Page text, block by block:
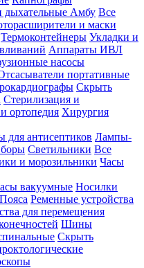
Амбу Все
и маски
Термоконтейнеры Укладки и
Аппараты ИВЛ
насосы
портативные
Скрыть
Стерилизация и
ортопедия Хирургия
для антисептиков Лампы-
Светильники Все
и морозильники Часы
вакуумные Носилки
Пояса Ременные устройства
для перемещения
Шины
Скрыть